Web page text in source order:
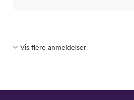
Vis flere anmeldelser